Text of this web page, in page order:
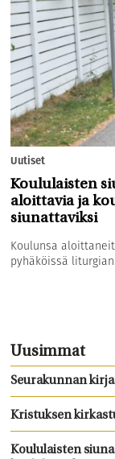
Uutiset
Koululaisten
aloittavia ja
siunattaviksi
Koulunsa
pyhäköissä
Uusimmat
Seurakunnan
Kristuksen
Koululaisten